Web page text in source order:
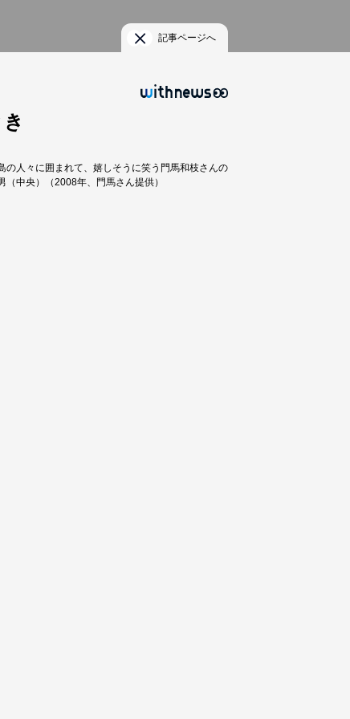
記事ページへ
の人々に囲まれて、嬉しそうに笑う門馬和枝さんの
（中央）（2008年、門馬さん提供）